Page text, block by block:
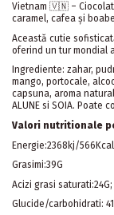
Vietnam 🇻🇳 –
caramel, cafea și
Această cutie
oferind un tur mondial
Ingrediente: zahar,
mango, portocale,
capsuna, aroma
ALUNE si SOIA. Poate
Valori nutritionale
Energie:2368kj/
Grasimi:39G
Acizi grasi saturati:24G;
Glucide/carbohidrati: